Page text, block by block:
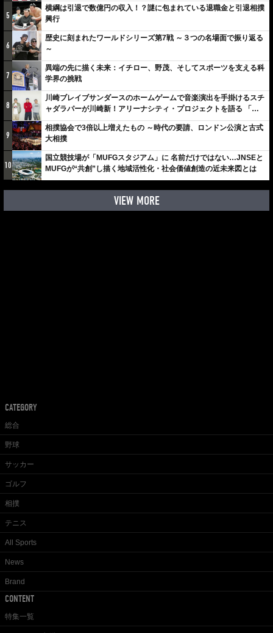
5
横綱は引退で数億円の収入！？謎に包まれている退職金と引退相撲
興行
6
歴史に刻まれたワールドシリーズ第7戦 ～３つの名場面で振り返る
～
7
異端の先に描く未来：イチロー、野茂、そしてスポーツを支える科
学界の挑戦
8
川崎ブレイブサンダースのホームゲームで音楽演出を手掛けるスチ
ャダラパーが川崎新！アリーナシティ・プロジェクトを語る 「楽
しみでしかないでしょ。川崎は、ずっと成長曲線だから」
9
相撲協会で3倍以上増えたもの ～時代の要請、ロンドン公演と古式
大相撲
10
国立競技場が「MUFGスタジアム」に 名前だけではない…JNSEと
MUFGが“共創”し描く地域活性化・社会価値創造の近未来図とは
VIEW MORE
CATEGORY
総合
野球
サッカー
ゴルフ
相撲
テニス
All Sports
News
Brand
CONTENT
特集一覧